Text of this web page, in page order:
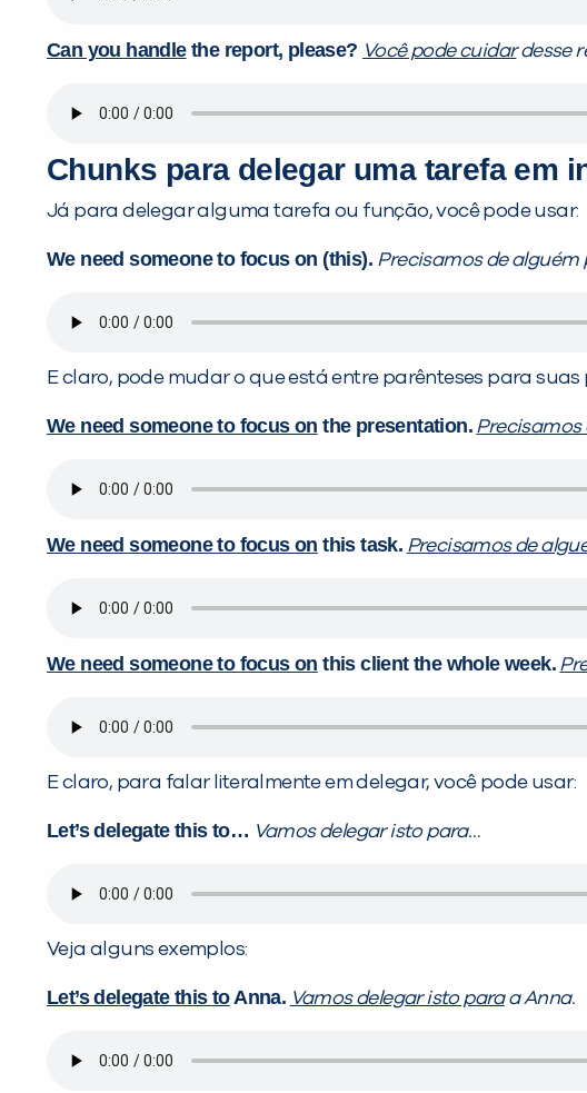
Can you handlethe report, please? Você pode cuidardesse
Chunks para delegar uma tarefa em
Já para delegar alguma tarefa ou função, você pode usar:
We need someone to focus on (this). Precisamos de alguém
E claro, pode mudar o que está entre parênteses para suas
We need someone to focus on the presentation. Precisamos
We need someone to focus on this task. Precisamos de
We need someone to focus on this client the whole week.
E claro, para falar literalmente em delegar, você pode usar:
Let’s delegate this to… Vamos delegar isto para…
Veja alguns exemplos:
Let’s delegate this toAnna. Vamos delegar isto paraa Anna.